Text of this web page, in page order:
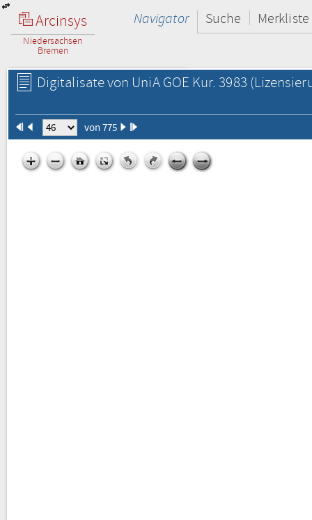
Arcinsys
Niedersachsen
Bremen
Navigator Suche Merkliste
Digitalisate von UniA GOE Kur. 3983
von 775